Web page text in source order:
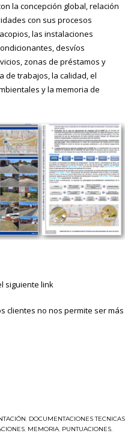
la concepción global, relación
con sus procesos
las instalaciones
desvíos
zonas de préstamos y
trabajos, la calidad, el
y la memoria de
siguiente link
clientes no nos permite ser más
, DOCUMENTACIONES TECNICAS
, MEMORIA, PUNTUACIONES,